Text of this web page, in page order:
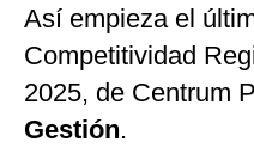
Fotogalerías
Así empieza el
Competitividad
2025, de Centrum
Gestión.